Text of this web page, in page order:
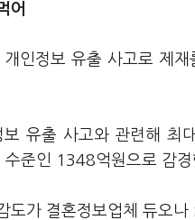
어
인정보 유출 사고로 제
유출 사고와 관련해 최
준인 1348억원으로 감경
도가 결혼정보업체 듀오